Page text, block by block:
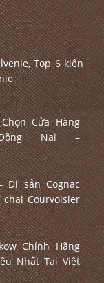
Top 6 kiến
Cửa Hàng
Nai –
Di sản Cognac
Courvoisier
Chính Hãng
Nhất Tại Việt